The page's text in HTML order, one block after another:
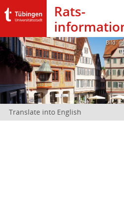
Rats­
Bild:
Translate into English